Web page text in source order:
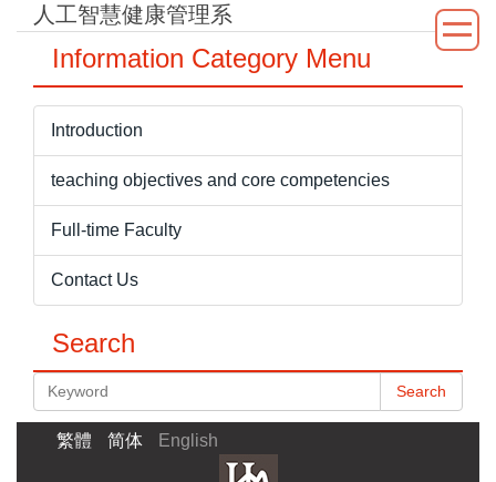
Jump
content
人工智慧健康管理系
Information Category Menu
Introduction
teaching objectives and core competencies
Full-time Faculty
Contact Us
Search
Search
繁體 简体 English